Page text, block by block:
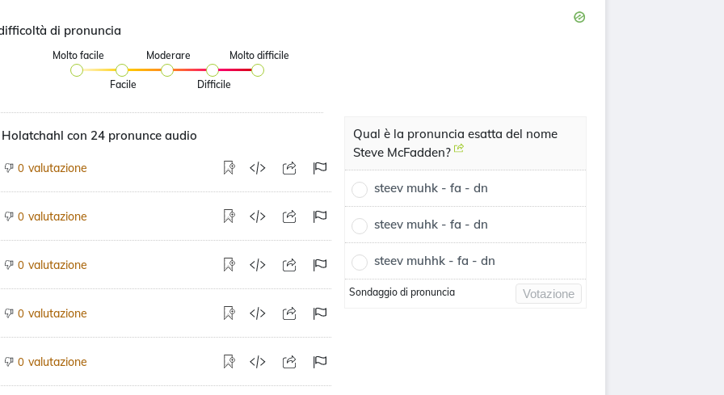
di pronuncia
Molto facile
Facile
Moderare
Difficile
Molto difficile
con 24 pronunce audio
0 valutazione
0 valutazione
0 valutazione
0 valutazione
0 valutazione
Qual è la pronuncia esatta del nome
Steve McFadden?
steev muhk - fa - dn
steev muhk - fa - dn
steev muhhk - fa - dn
Sondaggio di pronuncia Votazione